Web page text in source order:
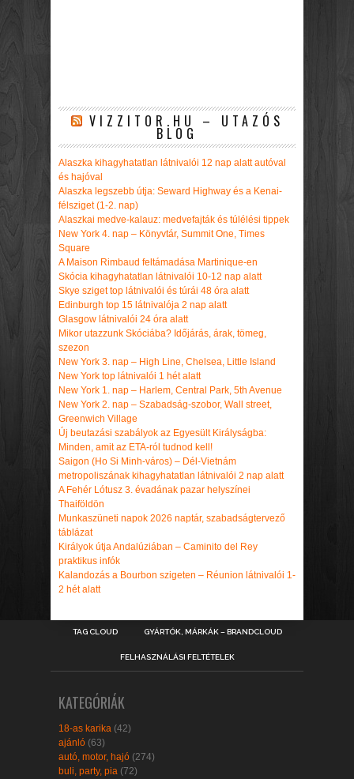
VIZZITOR.HU – UTAZÓS
BLOG
Alaszka kihagyhatatlan látnivalói 12 nap alatt autóval
és hajóval
Alaszka legszebb útja: Seward Highway és a Kenai-
félsziget (1-2. nap)
Alaszkai medve-kalauz: medvefajták és túlélési tippek
New York 4. nap – Könyvtár, Summit One, Times
Square
A Maison Rimbaud feltámadása Martinique-en
Skócia kihagyhatatlan látnivalói 10-12 nap alatt
Skye sziget top látnivalói és túrái 48 óra alatt
Edinburgh top 15 látnivalója 2 nap alatt
Glasgow látnivalói 24 óra alatt
Mikor utazzunk Skóciába? Időjárás, árak, tömeg,
szezon
New York 3. nap – High Line, Chelsea, Little Island
New York top látnivalói 1 hét alatt
New York 1. nap – Harlem, Central Park, 5th Avenue
New York 2. nap – Szabadság-szobor, Wall street,
Greenwich Village
Új beutazási szabályok az Egyesült Királyságba:
Minden, amit az ETA-ról tudnod kell!
Saigon (Ho Si Minh-város) – Dél-Vietnám
metropoliszának kihagyhatatlan látnivalói 2 nap alatt
A Fehér Lótusz 3. évadának pazar helyszínei
Thaiföldön
Munkaszüneti napok 2026 naptár, szabadságtervező
táblázat
Királyok útja Andalúziában – Caminito del Rey
praktikus infók
Kalandozás a Bourbon szigeten – Réunion látnivalói 1-
2 hét alatt
TAG CLOUD GYÁRTÓK, MÁRKÁK – BRANDCLOUD
FELHASZNÁLÁSI FELTÉTELEK
KATEGÓRIÁK
18-as karika (42)
ajánló (63)
autó, motor, hajó (274)
buli, party, pia (72)